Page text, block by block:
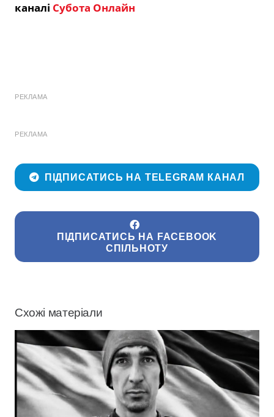
каналі Субота Онлайн
РЕКЛАМА
РЕКЛАМА
ПІДПИСАТИСЬ НА TELEGRAM КАНАЛ
ПІДПИСАТИСЬ НА FACEBOOK
СПІЛЬНОТУ
Схожі матеріали